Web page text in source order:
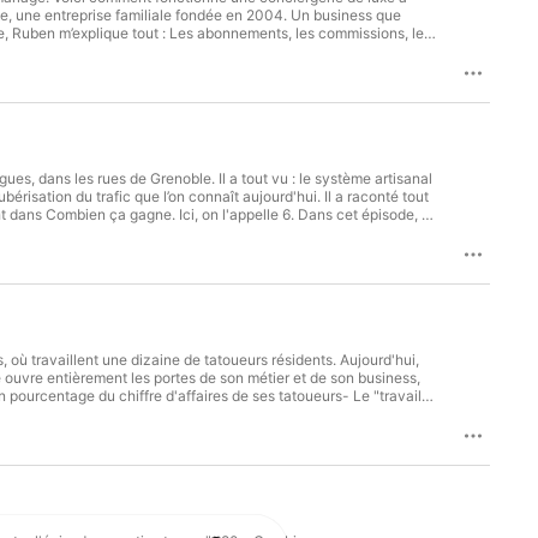
familiale fondée en 2004. Un business que
pour comprendre l’un
d’avoir écouté cet épisode.
collaboration ? Ecrivez-nous ici : https://orsomedia.io/contact
Il a tout vu : le système artisanal
trafic que l’on connaît aujourd'hui. Il a raconté tout
ça gagne. Ici, on l'appelle 6. Dans cet épisode, 6
épisode. Combien ça
si vous voulez comprendre comment se construit une
Visitez